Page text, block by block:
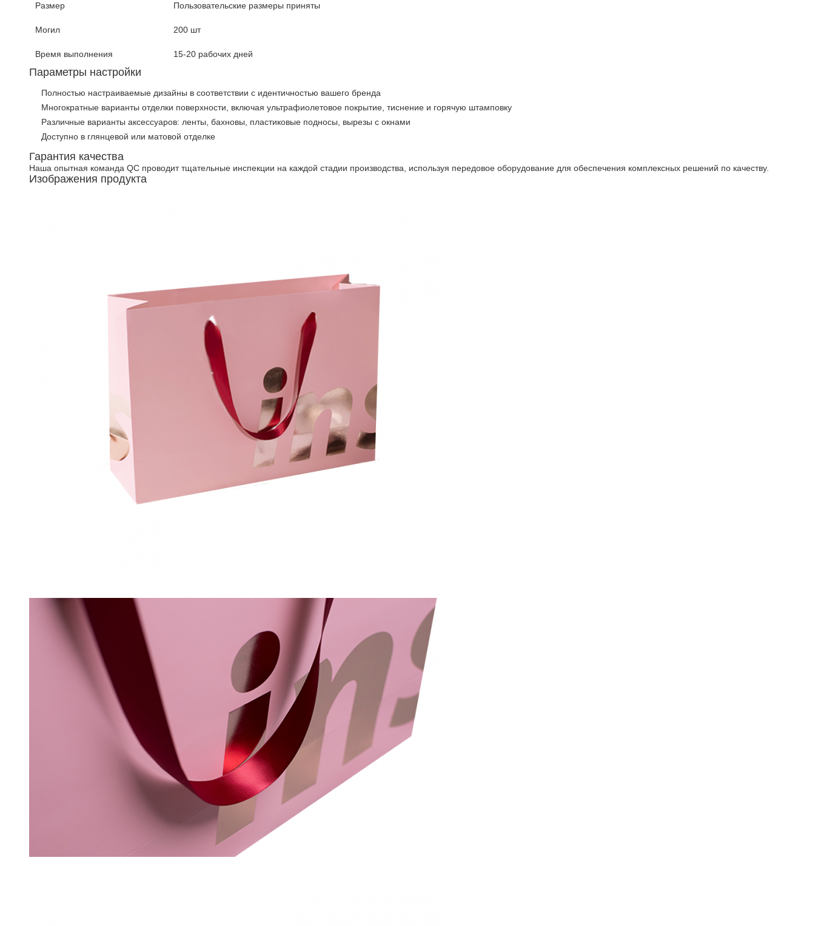
Размер Пользовательские размеры приняты
Могил 200 шт
Время выполнения 15-20 рабочих дней
Параметры настройки
Полностью настраиваемые дизайны в соответствии с идентичностью вашего бренда
Многократные варианты отделки поверхности, включая ультрафиолетовое покрытие, тиснение и горячую штамповку
Различные варианты аксессуаров: ленты, бахновы, пластиковые подносы, вырезы с окнами
Доступно в глянцевой или матовой отделке
Гарантия качества
Наша опытная команда QC проводит тщательные инспекции на каждой стадии производства, используя передовое оборудование для обеспечения комплексных решений по качеству.
Изображения продукта